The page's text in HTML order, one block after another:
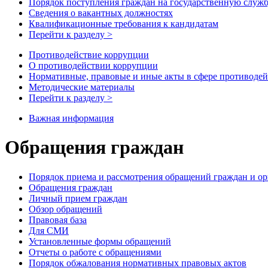
Порядок поступления граждан на государственную
Сведения о вакантных должностях
Квалификационные требования к кандидатам
Перейти к разделу >
Противодействие коррупции
О противодействии коррупции
Нормативные, правовые и иные акты в сфере
Методические материалы
Перейти к разделу >
Важная информация
Обращения граждан
Порядок приема и рассмотрения обращений граждан и
Обращения граждан
Личный прием граждан
Обзор обращений
Правовая база
Для СМИ
Установленные формы обращений
Отчеты о работе с обращениями
Порядок обжалования нормативных правовых актов